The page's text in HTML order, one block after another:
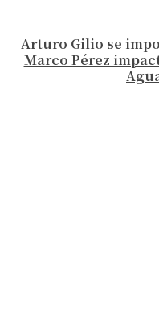
Arturo Gilio se
Marco Pérez